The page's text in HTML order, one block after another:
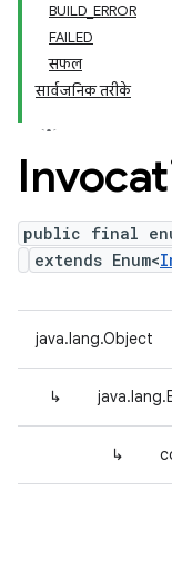
BUILD_ERROR
FAILED
सफल
सार्वजनिक तरीके
public final
extends Enum<
java.lang.Object
↳
↳